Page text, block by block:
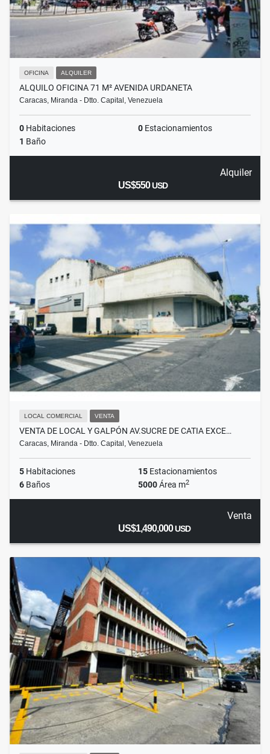
OFICINA ALQUILER
ALQUILO OFICINA 71 M² AVENIDA URDANETA
Caracas, Miranda - Dtto. Capital, Venezuela
0 Habitaciones 0 Estacionamientos
1 Baño
Alquiler
US$550USD
LOCAL COMERCIAL VENTA
VENTA DE LOCAL Y GALPÓN AV.SUCRE DE CATIA EXCE…
Caracas, Miranda - Dtto. Capital, Venezuela
5 Habitaciones 15 Estacionamientos
6 Baños 5000Área m2
Venta
US$1,490,000USD